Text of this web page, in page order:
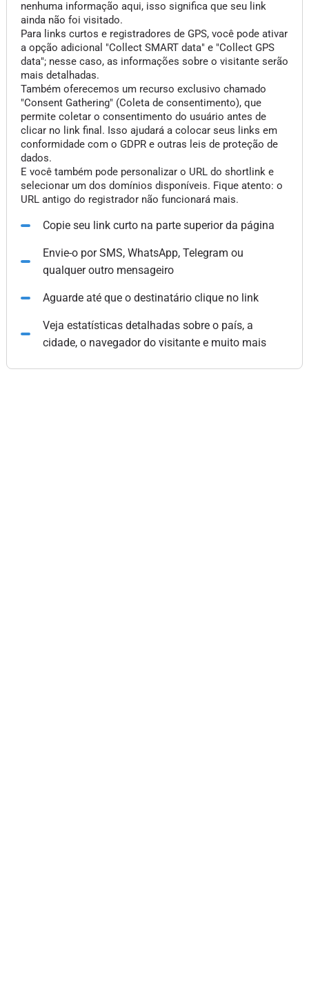
nenhuma informação aqui, isso significa que seu link
ainda não foi visitado.
Para links curtos e registradores de GPS, você pode ativar
a opção adicional "Collect SMART data" e "Collect GPS
data"; nesse caso, as informações sobre o visitante serão
mais detalhadas.
Também oferecemos um recurso exclusivo chamado
"Consent Gathering" (Coleta de consentimento), que
permite coletar o consentimento do usuário antes de
clicar no link final. Isso ajudará a colocar seus links em
conformidade com o GDPR e outras leis de proteção de
dados.
E você também pode personalizar o URL do shortlink e
selecionar um dos domínios disponíveis. Fique atento: o
URL antigo do registrador não funcionará mais.
Copie seu link curto na parte superior da página
Envie-o por SMS, WhatsApp, Telegram ou
qualquer outro mensageiro
Aguarde até que o destinatário clique no link
Veja estatísticas detalhadas sobre o país, a
cidade, o navegador do visitante e muito mais